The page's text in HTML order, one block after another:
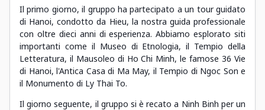
Il primo giorno, il gruppo ha partecipato a un tour guidato
di Hanoi, condotto da Hieu, la nostra guida professionale
con oltre dieci anni di esperienza. Abbiamo esplorato siti
importanti come il Museo di Etnologia, il Tempio della
Letteratura, il Mausoleo di Ho Chi Minh, le famose 36 Vie
di Hanoi, l'Antica Casa di Ma May, il Tempio di Ngoc Son e
il Monumento di Ly Thai To.
Il giorno seguente, il gruppo si è recato a Ninh Binh per un